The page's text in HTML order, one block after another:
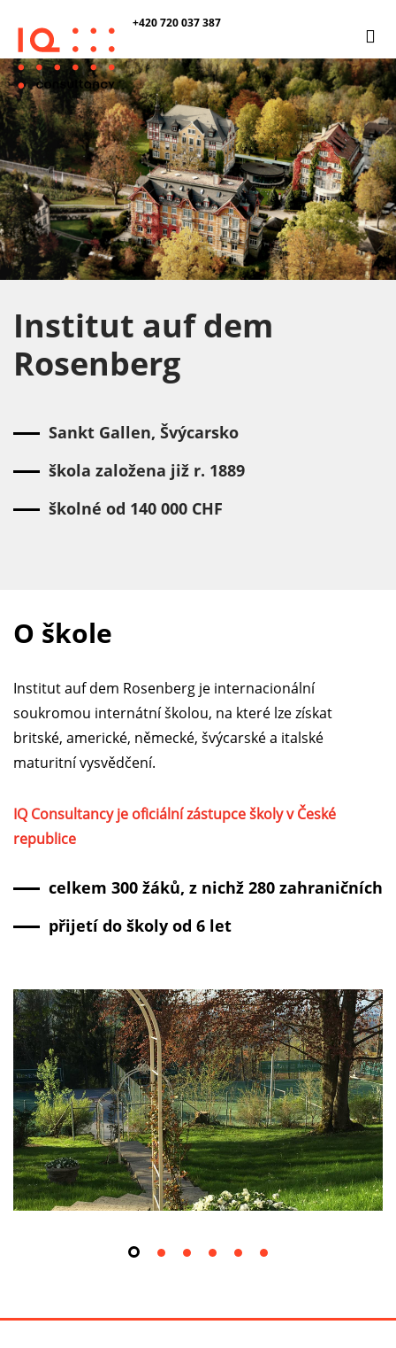
+420 720 037 387
Institut auf dem
Rosenberg
Sankt Gallen, Švýcarsko
škola založena již r. 1889
školné od 140 000 CHF
O škole
Institut auf dem Rosenberg je internacionální
soukromou internátní školou, na které lze získat
britské, americké, německé, švýcarské a italské
maturitní vysvědčení.
IQ Consultancy je oficiální zástupce školy v České
republice
celkem 300 žáků, z nichž 280 zahraničních
přijetí do školy od 6 let